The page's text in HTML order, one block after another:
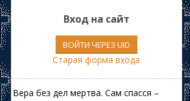
Вход на сайт
ВОЙТИ ЧЕРЕЗ UID
Старая форма входа
Вера без дел мертва. Сам спасся –